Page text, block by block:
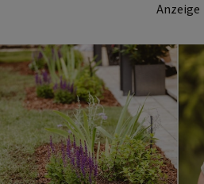
Anzeige